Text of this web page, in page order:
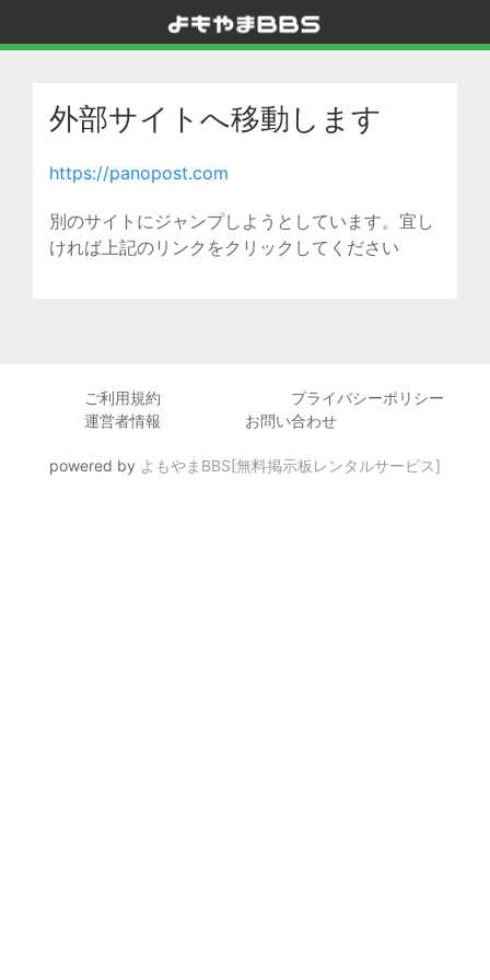
外部サイトへ移動します
https://panopost.com
別のサイトにジャンプしようとしています。宜し
ければ上記のリンクをクリックしてください
ご利用規約
プライバシーポリシー
運営者情報
お問い合わせ
powered by よもやまBBS[無料掲示板レンタルサービス]